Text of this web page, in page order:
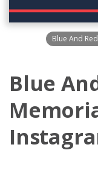
Blue And
Blue